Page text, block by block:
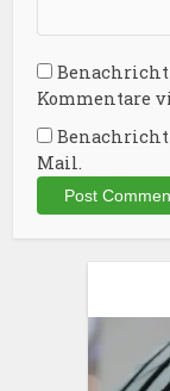
Kommentare
Mail.